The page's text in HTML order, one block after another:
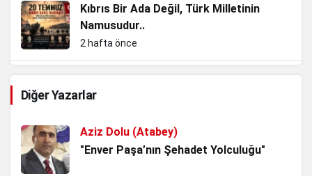
Kıbrıs Bir Ada Değil, Türk Milletinin
Namusudur..
2 hafta önce
Evladının Hikâyesi.
Kurtuluş Savaşı’nı Tartıştırmak, Tarihle
Diğer Yazarlar
Aziz Dolu (Atabey)
"Enver Paşa’nın Şehadet Yolculuğu"